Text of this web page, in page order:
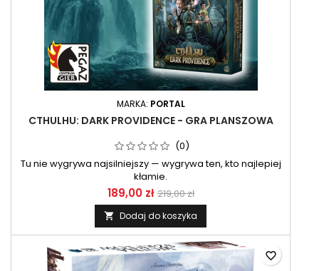
MARKA: PORTAL
CTHULHU: DARK PROVIDENCE - GRA PLANSZOWA
(0)
Tu nie wygrywa najsilniejszy — wygrywa ten, kto najlepiej
kłamie.
189,00 zł 219,00 zł
 Dodaj do koszyka
favorite_border